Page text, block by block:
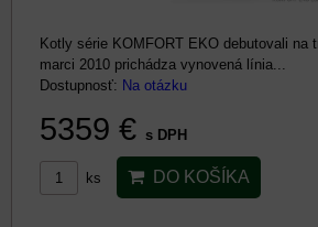
Kotly série KOMFORT EKO debutovali na
marci 2010 prichádza vynovená línia...
Dostupnosť: Na otázku
5359 € s DPH
ks DO KOŠÍKA